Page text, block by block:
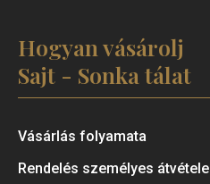
Hogyan vásárolj
Sajt - Sonka tálat
Vásárlás folyamata
Rendelés személyes átvétele